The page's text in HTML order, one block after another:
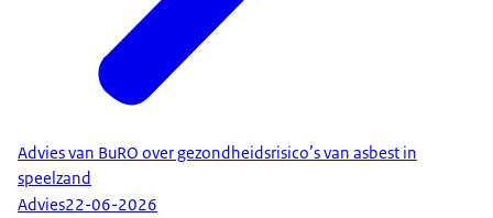
Advies van BuRO over gezondheidsrisico’s van asbest in
speelzand
Advies22-06-2026